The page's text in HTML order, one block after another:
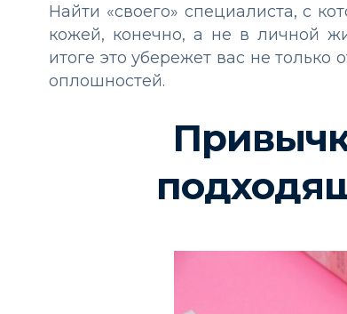
Найти «своего» специалиста, с
кожей, конечно, а не в личной
итоге это убережет вас не
оплошностей.